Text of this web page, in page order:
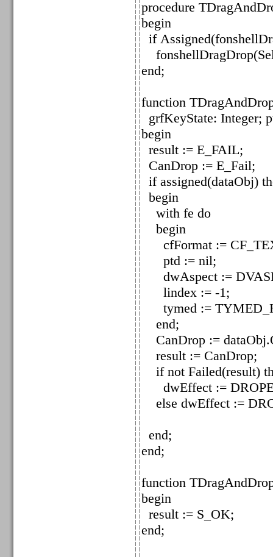
procedure
begin
if
end;
function
grfKeyState: Integer;
begin
result := E_FAIL;
CanDrop := E_Fail;
if assigned(dataObj)
begin
with fe do
begin
cfFormat :=
ptd := nil;
dwAspect :=
lindex := -1;
tymed :=
end;
CanDrop :=
result := CanDrop;
if not Failed(result)
dwEffect :=
else dwEffect :=
end;
end;
function
begin
result := S_OK;
end;